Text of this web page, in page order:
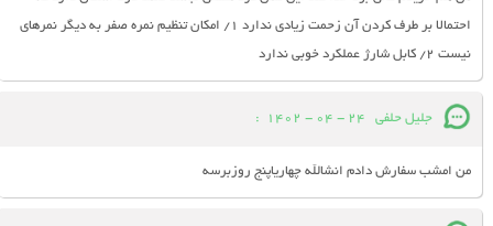
احتمالا بر طرف کردن آن زحمت زیادی ندارد ۱/ امکان تنظیم نمره صفر به دیگر نمرهای
نیست ۲/ کابل شارژ عملکرد خوبی ندارد
جلیل حلفی 24 - 04 - 1402
:
من امشب سفارش دادم انشالله چهاریاپنج روزبرسه